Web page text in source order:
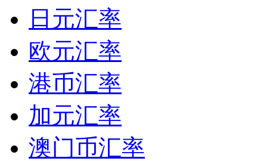
日元汇率
欧元汇率
港币汇率
加元汇率
澳门币汇率